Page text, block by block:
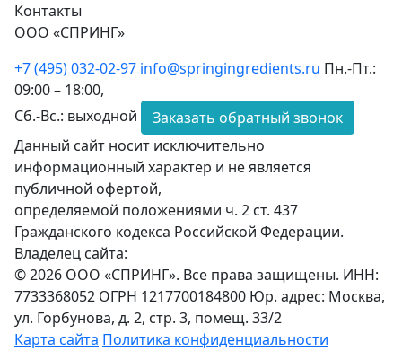
Контакты
ООО «СПРИНГ»
+7 (495) 032-02-97 info@springingredients.ru Пн.-Пт.:
09:00 – 18:00,
Сб.-Вс.: выходной
Заказать обратный звонок
Данный сайт носит исключительно
информационный характер и не является
публичной офертой,
определяемой положениями ч. 2 ст. 437
Гражданского кодекса Российской Федерации.
Владелец сайта:
© 2026 ООО «СПРИНГ». Все права защищены. ИНН:
7733368052 ОГРН 1217700184800 Юр. адрес: Москва,
ул. Горбунова, д. 2, стр. 3, помещ. 33/2
Карта сайта Политика конфиденциальности